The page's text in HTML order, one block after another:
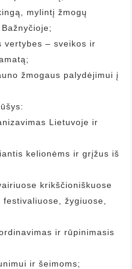
mylintį žmogų
vertybes – sveikos ir
žmogaus palydėjimui į
Lietuvoje ir
kelionėms ir grįžus iš
krikščioniškuose
žygiuose,
ir rūpinimasis
ir šeimoms;